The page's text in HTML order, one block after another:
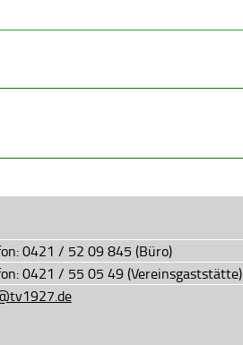
0421 / 52 09 845 (Büro)
0421 / 55 05 49 (Vereinsgaststätte)